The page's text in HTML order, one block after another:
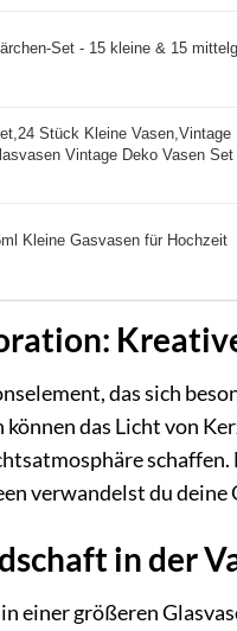
Set - 15 kleine & 15
Stück Kleine Vasen,Vintage
Vintage Deko Vasen Set
Kleine Gasvasen für Hochzeit
das sich
das Licht von
verwandelst du deine
in der
einer größeren